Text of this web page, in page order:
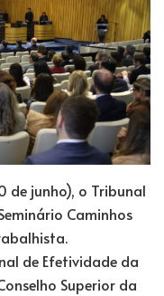
de junho), o Tribunal
Caminhos
de Efetividade da
Superior da